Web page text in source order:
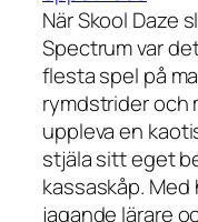
När Skool Daze
Spectrum var
flesta spel på
rymdstrider och
uppleva en
stjäla sitt eget
kassaskåp. Med
jagande lärare